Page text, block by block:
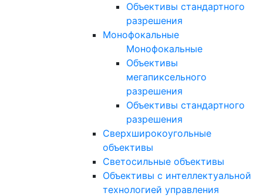
Объективы стандартного
разрешения
Монофокальные
Монофокальные
Объективы
мегапиксельного
разрешения
Объективы стандартного
разрешения
Сверхширокоугольные
объективы
Светосильные объективы
Объективы с интеллектуальной
технологией управления